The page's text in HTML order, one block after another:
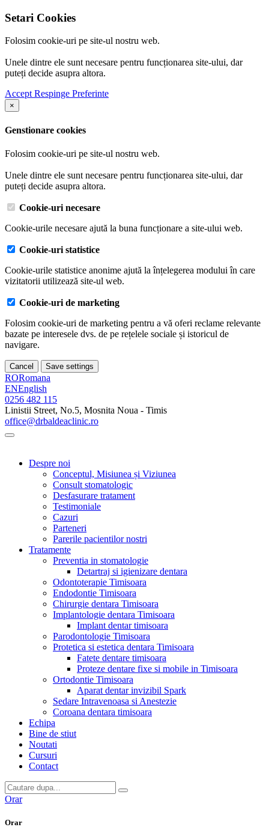
Setari Cookies
Folosim cookie-uri pe site-ul nostru web.
Unele dintre ele sunt necesare pentru funcționarea site-ului, dar
puteți decide asupra altora.
AcceptRespinge Preferinte
×
Genstionare cookies
Folosim cookie-uri pe site-ul nostru web.
Unele dintre ele sunt necesare pentru funcționarea site-ului, dar
puteți decide asupra altora.
Cookie-uri necesare
Cookie-urile necesare ajută la buna funcționare a site-ului web.
Cookie-uri statistice
Cookie-urile statistice anonime ajută la înțelegerea modului în care
vizitatorii utilizează site-ul web.
Cookie-uri de marketing
Folosim cookie-uri de marketing pentru a vă oferi reclame relevante
bazate pe interesele dvs. de pe rețelele sociale și istoricul de
navigare.
Cancel Save settings
RORomana
ENEnglish
0256 482 115
Linistii Street, No.5, Mosnita Noua - Timis
office@drbaldeaclinic.ro
Despre noi
Conceptul, Misiunea și Viziunea
Consult stomatologic
Desfasurare tratament
Testimoniale
Cazuri
Parteneri
Parerile pacientilor nostri
Tratamente
Preventia in stomatologie
Detartraj si igienizare dentara
Odontoterapie Timisoara
Endodontie Timisoara
Chirurgie dentara Timisoara
Implantologie dentara Timisoara
Implant dentar timisoara
Parodontologie Timisoara
Protetica si estetica dentara Timisoara
Fatete dentare timisoara
Proteze dentare fixe si mobile in Timisoara
Ortodontie Timisoara
Aparat dentar invizibil Spark
Sedare Intravenoasa si Anestezie
Coroana dentara timisoara
Echipa
Bine de stiut
Noutati
Cursuri
Contact
Orar
Orar